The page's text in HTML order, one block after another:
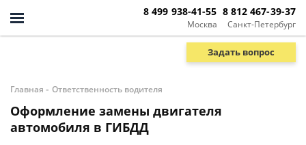
Москва
8 499 938-41-55
Санкт-Петербург
8 812 467-39-37
Задать вопрос
Главная - Ответственность водителя
Оформление замены двигателя
автомобиля в ГИБДД